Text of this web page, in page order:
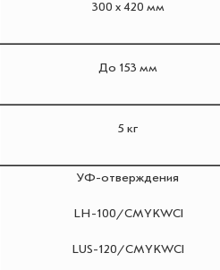
300 х 420 мм
До 153 мм
5 кг
УФ-отверждения
LH-100/CMYKWCl
LUS-120/CMYKWCl